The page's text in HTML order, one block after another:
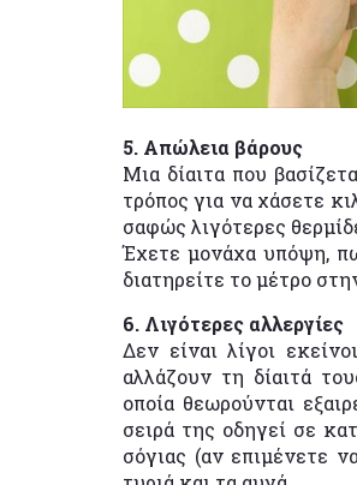
5. Απώλεια βάρους
Μια δίαιτα που
τρόπος για να χάσετε
σαφώς λιγότερες
Έχετε μονάχα υπόψη,
διατηρείτε το μέτρο
6. Λιγότερες αλλεργίες
Δεν είναι λίγοι
αλλάζουν τη δίαιτά
οποία θεωρούνται
σειρά της οδηγεί σε
σόγιας (αν επιμένετε